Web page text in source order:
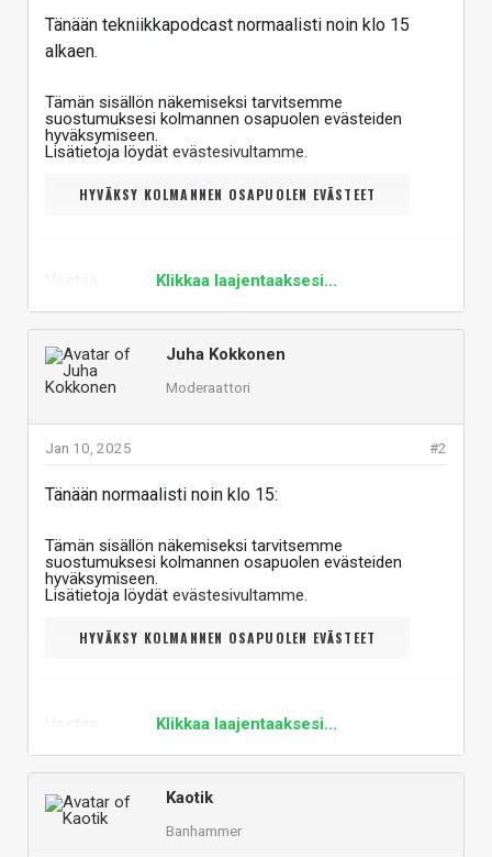
Tänään tekniikkapodcast normaalisti noin klo 15
alkaen.
Tämän sisällön näkemiseksi tarvitsemme
suostumuksesi kolmannen osapuolen evästeiden
hyväksymiseen.
Lisätietoja löydät evästesivultamme.
HYVÄKSY KOLMANNEN OSAPUOLEN EVÄSTEET
Klikkaa laajentaaksesi...
Juha Kokkonen
Moderaattori
#2
Jan 10, 2025
Tänään normaalisti noin klo 15:
Tämän sisällön näkemiseksi tarvitsemme
suostumuksesi kolmannen osapuolen evästeiden
hyväksymiseen.
Lisätietoja löydät evästesivultamme.
HYVÄKSY KOLMANNEN OSAPUOLEN EVÄSTEET
Klikkaa laajentaaksesi...
Kaotik
Banhammer